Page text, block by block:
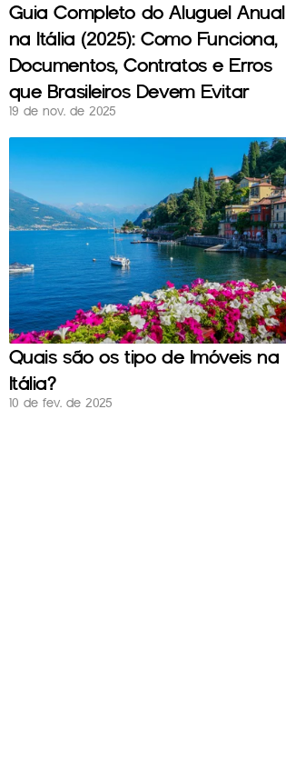
Guia Completo do Aluguel Anual
na Itália (2025): Como Funciona,
Documentos, Contratos e Erros
que Brasileiros Devem Evitar
19 de nov. de 2025
Quais são os tipo de Imóveis na
Itália?
10 de fev. de 2025